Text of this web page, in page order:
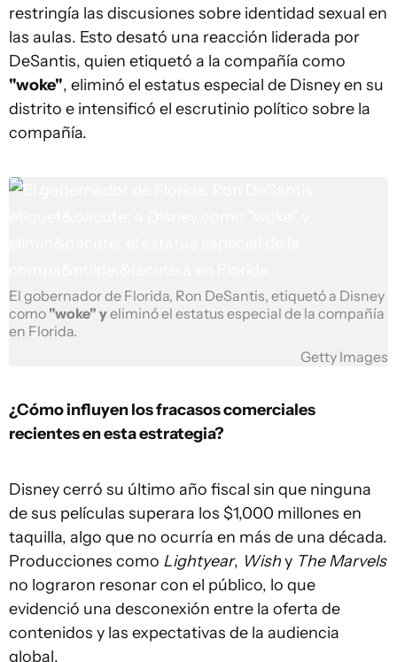
restringía las discusiones sobre identidad sexual en
las aulas. Esto desató una reacción liderada por
DeSantis, quien etiquetó a la compañía como
"woke", eliminó el estatus especial de Disney en su
distrito e intensificó el escrutinio político sobre la
compañía.
El gobernador de Florida, Ron DeSantis, etiquetó a Disney
como "woke" yeliminó el estatus especial de la compañía
en Florida.
Getty Images
¿Cómo influyen los fracasos comerciales
recientes en esta estrategia?
Disney cerró su último año fiscal sin que ninguna
de sus películas superara los $1,000 millones en
taquilla, algo que no ocurría en más de una década.
Producciones como Lightyear, Wishy The Marvels
no lograron resonar con el público, lo que
evidenció una desconexión entre la oferta de
contenidos y las expectativas de la audiencia
global.